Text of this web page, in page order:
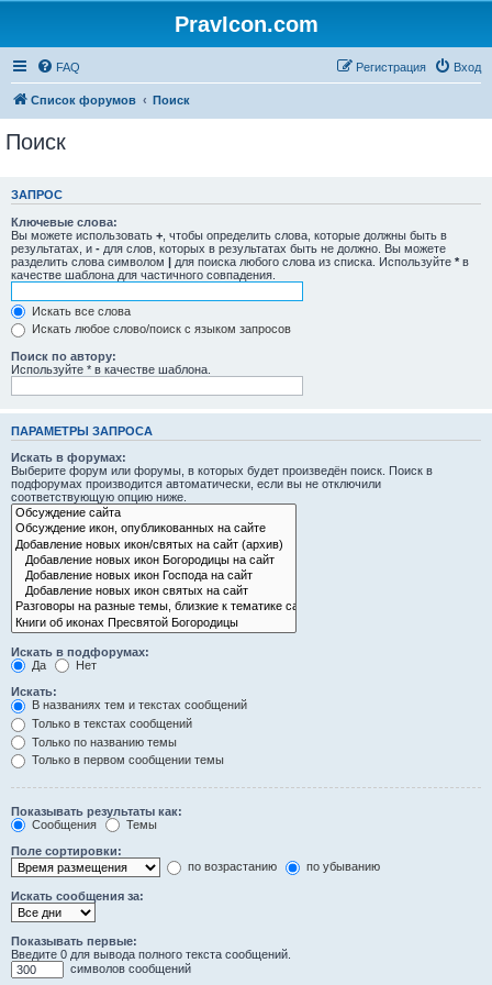
PravIcon.com
FAQ Вход
Регистрация
Список форумов Поиск
Поиск
ЗАПРОС
Ключевые слова:
Вы можете использовать + , чтобы определить слова, которые должны быть в
результатах, и - для слов, которых в результатах быть не должно. Вы можете
разделить слова символом | для поиска любого слова из списка. Используйте * в
качестве шаблона для частичного совпадения.
Искать все слова
Искать любое слово/поиск с языком запросов
Поиск по автору:
Используйте * в качестве шаблона.
ПАРАМЕТРЫ ЗАПРОСА
Искать в форумах:
Выберите форум или форумы, в которых будет произведён поиск. Поиск в
подфорумах производится автоматически, если вы не отключили
соответствующую опцию ниже.
Искать в подфорумах:
Да
Нет
Искать:
В названиях тем и текстах сообщений
Только в текстах сообщений
Только по названию темы
Только в первом сообщении темы
Показывать результаты как:
Сообщения
Темы
Поле сортировки:
по возрастанию
по убыванию
Искать сообщения за:
Показывать первые:
Введите 0 для вывода полного текста сообщений.
символов сообщений